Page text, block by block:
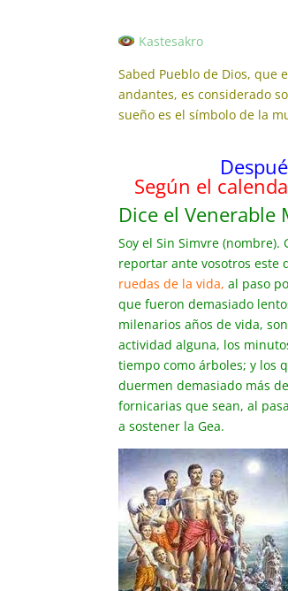
Kastesakro
Sabed Pueblo de Dios, que
andantes, es considerado
sueño es el símbolo de la
Según el
Dice el Venerable
Soy el Sin Simvre
reportar ante vosotros este
ruedas de la vida, al paso
que fueron demasiado
milenarios años de vida,
actividad alguna, los
tiempo como árboles; y los
duermen demasiado más
fornicarias que sean, al
a sostener la Gea.